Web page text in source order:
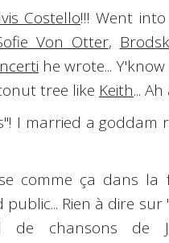
Costello!!! Went
Von Otter,
he wrote...
tree like Keith...
I married a goddam
comme ça dans la
Rien à dire sur
de chansons de